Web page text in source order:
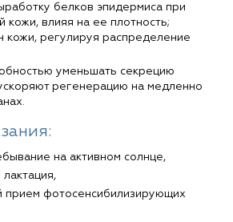
белков эпидермиса при
кожи, влияя на ее плотность;
кожи, регулируя распределение
уменьшать секрецию
регенерацию на медленно
на активном солнце,
фотосенсибилизирующих